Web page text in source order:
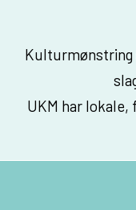
Kulturmønstring
UKM har lokale,